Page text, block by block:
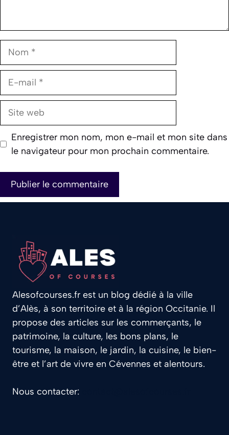
Nom
E-
Site
Enregistrer mon nom, mon e-mail et mon site dans
le navigateur pour mon prochain commentaire.
Alesofcourses.fr est un blog dédié à la ville
d’Alès, à son territoire et à la région Occitanie. Il
propose des articles sur les commerçants, le
patrimoine, la culture, les bons plans, le
tourisme, la maison, le jardin, la cuisine, le bien-
être et l’art de vivre en Cévennes et alentours.
Nous contacter: